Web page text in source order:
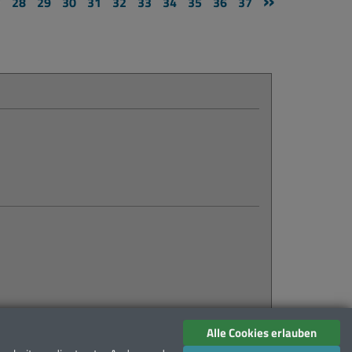
Alle Cookies erlauben